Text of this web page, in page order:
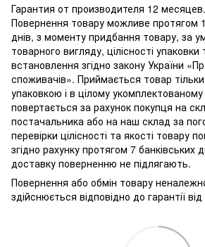
Гарантия от производителя 12 месяцев.
Повернення товару можливе протягом
днів, з моменту придбання товару, за
товарного вигляду, цілісності упаковки
встановлення згідно закону України
споживачів». Приймається товар
упаковкою і в цілому
повертається за рахунок покупця на
постачальника або на наш склад за
перевірки цілісності та якості товару
згідно рахунку протягом 7 банківських
доставку поверненню не підлягають.
Повернення або обмін товару
здійснюється відповідно до гарантії